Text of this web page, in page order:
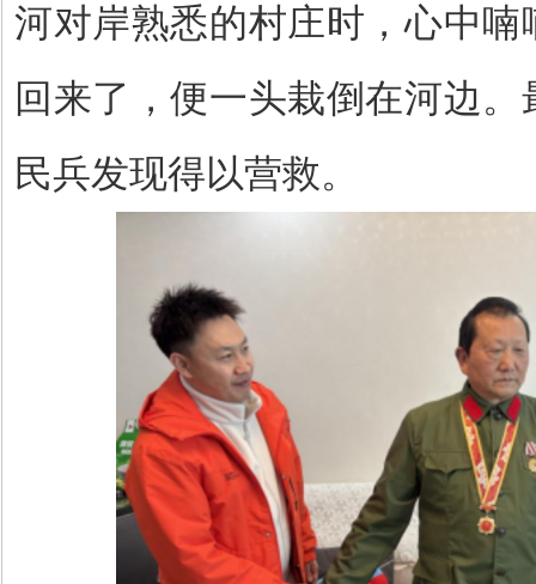
河对岸熟悉的村庄时，心中
回来了，便一头栽倒在河边
民兵发现得以营救。